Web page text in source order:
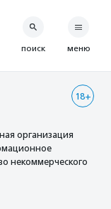
поиск меню
18+
организация
некоммерческого